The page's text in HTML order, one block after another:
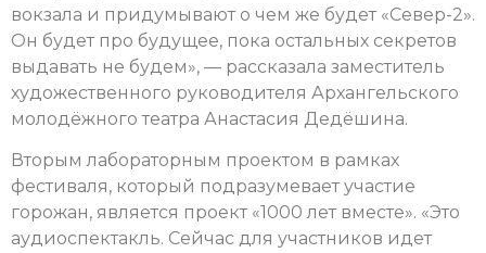
вокзала и придумывают о чем же будет «Север-2».
Он будет про будущее, пока остальных секретов
выдавать не будем», — рассказала заместитель
художественного руководителя Архангельского
молодёжного театра Анастасия Дедёшина.
Вторым лабораторным проектом в рамках
фестиваля, который подразумевает участие
горожан, является проект «1000 лет вместе». «Это
аудиоспектакль. Сейчас для участников идет